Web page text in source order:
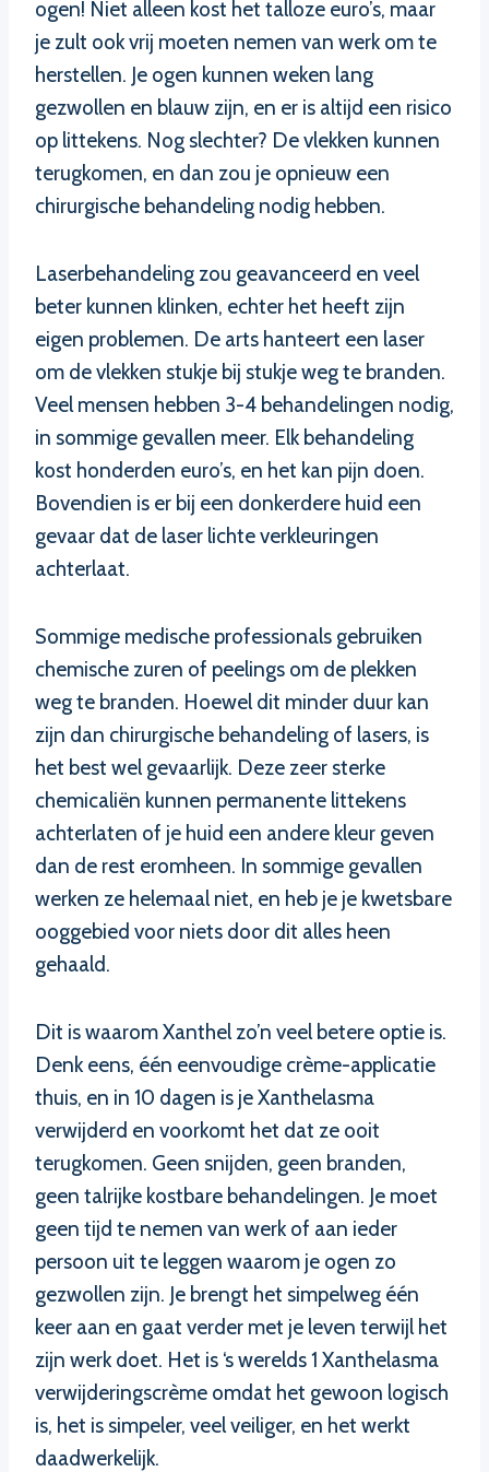
ogen! Niet alleen kost het talloze euro’s, maar
je zult ook vrij moeten nemen van werk om te
herstellen. Je ogen kunnen weken lang
gezwollen en blauw zijn, en er is altijd een risico
op littekens. Nog slechter? De vlekken kunnen
terugkomen, en dan zou je opnieuw een
chirurgische behandeling nodig hebben.
Laserbehandeling zou geavanceerd en veel
beter kunnen klinken, echter het heeft zijn
eigen problemen. De arts hanteert een laser
om de vlekken stukje bij stukje weg te branden.
Veel mensen hebben 3-4 behandelingen nodig,
in sommige gevallen meer. Elk behandeling
kost honderden euro’s, en het kan pijn doen.
Bovendien is er bij een donkerdere huid een
gevaar dat de laser lichte verkleuringen
achterlaat.
Sommige medische professionals gebruiken
chemische zuren of peelings om de plekken
weg te branden. Hoewel dit minder duur kan
zijn dan chirurgische behandeling of lasers, is
het best wel gevaarlijk. Deze zeer sterke
chemicaliën kunnen permanente littekens
achterlaten of je huid een andere kleur geven
dan de rest eromheen. In sommige gevallen
werken ze helemaal niet, en heb je je kwetsbare
ooggebied voor niets door dit alles heen
gehaald.
Dit is waarom Xanthel zo’n veel betere optie is.
Denk eens, één eenvoudige crème-applicatie
thuis, en in 10 dagen is je Xanthelasma
verwijderd en voorkomt het dat ze ooit
terugkomen. Geen snijden, geen branden,
geen talrijke kostbare behandelingen. Je moet
geen tijd te nemen van werk of aan ieder
persoon uit te leggen waarom je ogen zo
gezwollen zijn. Je brengt het simpelweg één
keer aan en gaat verder met je leven terwijl het
zijn werk doet. Het is ‘s werelds 1 Xanthelasma
verwijderingscrème omdat het gewoon logisch
is, het is simpeler, veel veiliger, en het werkt
daadwerkelijk.